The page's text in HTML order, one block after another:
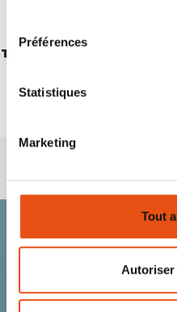
Préférences
Statistiques
Marketing
Tout
Autoriser
TENT SKYLINE 3
Rejoignez la